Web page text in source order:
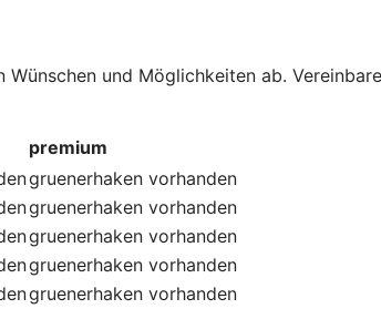
und Möglichkeiten ab.
premium
gruenerhaken vorhanden
gruenerhaken vorhanden
gruenerhaken vorhanden
gruenerhaken vorhanden
gruenerhaken vorhanden